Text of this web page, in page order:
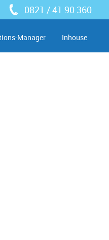
0821 / 41 90 360
Manager Inhouse